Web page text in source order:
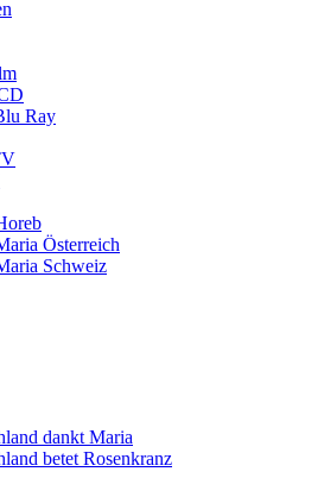
Ray
Österreich
Schweiz
dankt Maria
betet Rosenkranz